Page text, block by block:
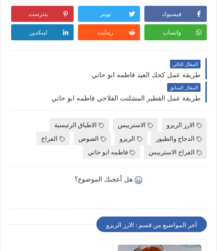
فيسبوك تويتر بنترست
واتساب ريدايت لينكدين
المقال التالي
طريقة عمل كحك العيد فاطمه ابو حاتي
المقال السابق
طريقة عمل الفطير المشلتت الفلاحي فاطمه ابو حاتي
الارز الريزو الاستريبس
الاطباق الرئيسية
الدجاج والطيور
الريزو الصوص
الفراخ
الفراخ الاستريبس
فاطمه ابو حاتي
هل أعجبك الموضوع؟
أخر المواضيع من قسم : الارز الريزو